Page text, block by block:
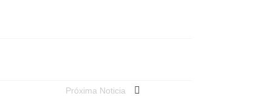
Próxima Noticia